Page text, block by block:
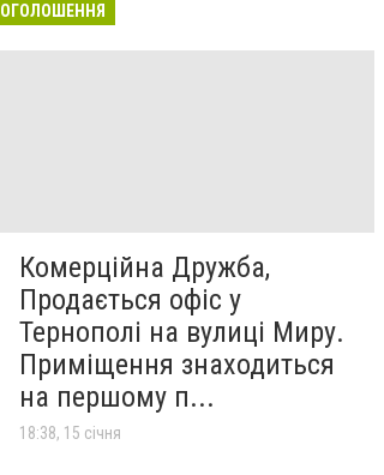
ОГОЛОШЕННЯ
Комерційна Дружба,
Продається офіс у
Тернополі на вулиці Миру.
Приміщення знаходиться
на першому п...
18:38, 15 січня